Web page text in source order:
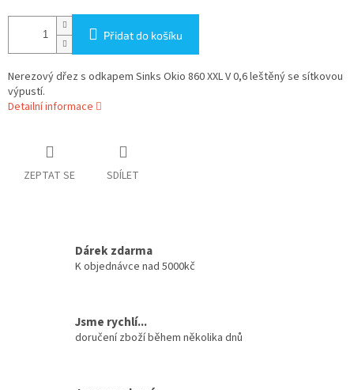
Přidat do košíku
Nerezový dřez s odkapem Sinks Okio 860 XXL V 0,6 leštěný se sítkovou
výpustí.
Detailní informace
ZEPTAT SE SDÍLET
Dárek zdarma
K objednávce nad 5000kč
Jsme rychlí...
doručení zboží během několika dnů